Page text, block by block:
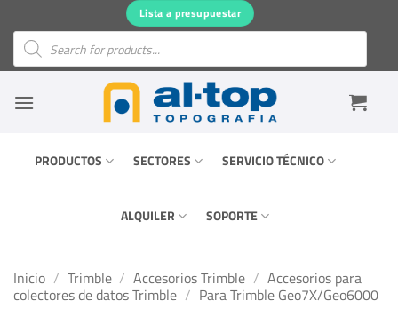
contenido
Lista a presupuestar
Búsqueda
productos
PRODUCTOS SECTORES SERVICIO TÉCNICO
ALQUILER SOPORTE
Inicio / Trimble / Accesorios Trimble / Accesorios para
colectores de datos Trimble / Para Trimble Geo7X/Geo6000